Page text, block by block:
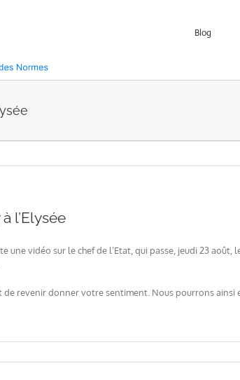
Blog
l’Elysée
une vidéo sur le chef de l’Etat, qui passe, jeudi 23 août,
revenir donner votre sentiment. Nous pourrons ainsi